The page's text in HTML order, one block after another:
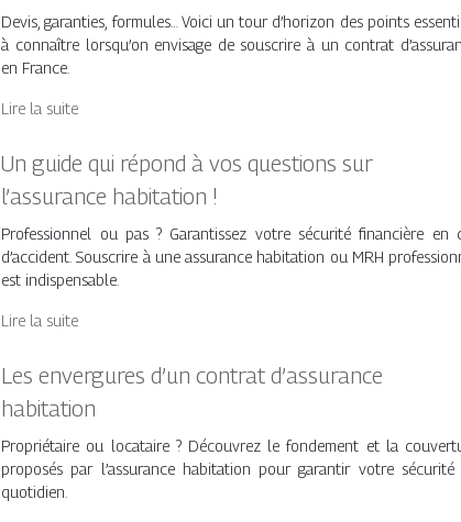
Devis, garanties, formules… Voici un tour d’horizon des points
à connaître lorsqu’on envisage de souscrire à un contrat
en France.
Lire la suite
Un guide qui répond à vos questions sur
l’assurance habitation !
Professionnel ou pas ? Garantissez votre sécurité financière en
d’accident. Souscrire à une assurance habitation ou MRH
est indispensable.
Lire la suite
Les envergures d’un contrat d’assurance
habitation
Propriétaire ou locataire ? Découvrez le fondement et la
proposés par l’assurance habitation pour garantir votre sécurité
quotidien.